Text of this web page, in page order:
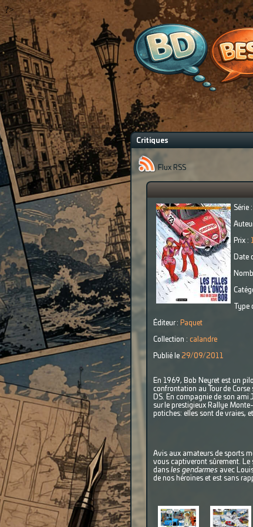
?>
Critiques
Flux RSS
Série :
Prix :
Date
Type
Éditeur : Paquet
Collection : calandre
Publié le 29/09/2011
En 1969, Bob Neyret est un
confrontation au Tour de
DS. En compagnie de son
sur le prestigieux Rallye
potiches: elles sont de vraies,
Avis aux amateurs de sports
vous captiveront sûrement. Le
dans les gendarmes avec
de nos héroïnes et est sans